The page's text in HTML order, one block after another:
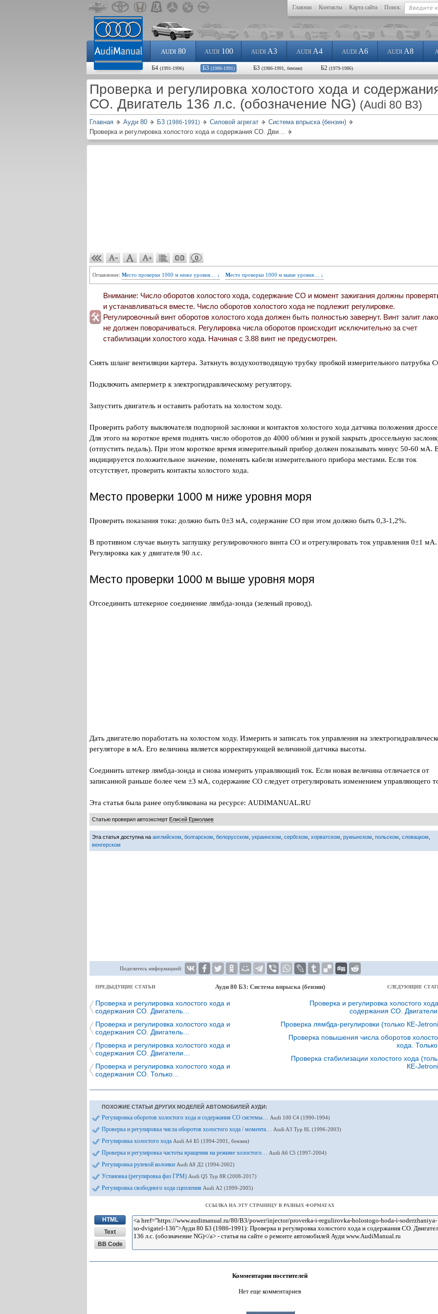
Главная Контакты Карта сайта Поиск:
AUDI80 AUDI100 AUDI A3 AUDI A4 AUDI A6 AUDI A8
Б4 (1991-1996) Б3 (1986-1991) Б3 (1986-1991, бензин) Б2 (1979-1986)
Проверка и регулировка холостого хода и
СО. Двигатель 136 л.с. (обозначение NG) (Audi 80 B3)
Главная Ауди 80 Б3 (1986-1991) Силовой агрегат
Система впрыска (бензин)
Проверка и регулировка холостого хода и содержания СО. Двигатель 136 л.с. (обозначение NG)
0
Оглавление: Место проверки 1000 м ниже уровня… ↓ Место проверки 1000 м выше уровня… ↓
Внимание: Число оборотов холостого хода, содержание CO и момент зажигания должны
и устанавливаться вместе. Число оборотов холостого хода не подлежит регулировке.
Регулировочный винт оборотов холостого хода должен быть полностью завернут. Винт залит
не должен поворачиваться. Регулировка числа оборотов происходит исключительно за счет
стабилизации холостого хода. Начиная с 3.88 винт не предусмотрен.
Снять шланг вентиляции картера. Заткнуть воздухоотводящую трубку пробкой измерительного патрубка
Подключить амперметр к электрогидравлическому регулятору.
Запустить двигатель и оставить работать на холостом ходу.
Проверить работу выключателя подпорной заслонки и контактов холостого хода датчика положения
Для этого на короткое время поднять число оборотов до 4000 об/мин и рукой закрыть дроссельную
(отпустить педаль). При этом короткое время измерительный прибор должен показывать минус 50-60 мА.
индицируется положительное значение, поменять кабели измерительного прибора местами. Если ток
отсутствует, проверить контакты холостого хода.
Место проверки 1000 м ниже уровня моря
Проверить показания тока: должно быть 0±3 мА, содержание CO при этом должно быть 0,3-1,2%.
В противном случае вынуть заглушку регулировочного винта CO и отрегулировать ток управления 0±1 мА.
Регулировка как у двигателя 90 л.с.
Место проверки 1000 м выше уровня моря
Отсоединить штекерное соединение лямбда-зонда (зеленый провод).
Дать двигателю поработать на холостом ходу. Измерить и записать ток управления на
регуляторе в мА. Его величина является корректирующей величиной датчика высоты.
Соединить штекер лямбда-зонда и снова измерить управляющий ток. Если новая величина отличается от
записанной раньше более чем ±3 мА, содержание CO следует отрегулировать изменением управляющего
Эта статья была ранее опубликована на ресурсе: AUDIMANUAL.RU
Статью проверил автоэксперт Елисей Ермолаев
Эта статья доступна на английском болгарском белорусском украинском сербском хорватском румынском польском словацком
венгерском
Поделитесь информацией:
ПРЕДЫДУЩИЕ СТАТЬИ Ауди 80 Б3: Система впрыска (бензин) СЛЕДУЮЩИЕ
Проверка и регулировка холостого хода и
содержания СО. Двигатель…
Проверка и регулировка холостого хода и
содержания СО. Двигатель…
Проверка и регулировка холостого хода и
содержания СО. Двигатели…
Проверка и регулировка холостого хода и
содержания СО. Только…
Проверка и регулировка холостого
содержания СО.
Проверка лямбда-регулировки (только КЕ-
Проверка повышения числа оборотов
хода.
Проверка стабилизации холостого хода
КЕ-
ПОХОЖИЕ СТАТЬИ ДРУГИХ МОДЕЛЕЙ АВТОМОБИЛЕЙ АУДИ:
Регулировка оборотов холостого хода и содержания CO системы… Audi 100 С4 (1990-1994)
Проверка и регулировка числа оборотов холостого хода / момента… Audi A3 Typ 8L (1996-2003)
Регулировка холостого хода Audi A4 Б5 (1994-2001, бензин)
Проверка и регулировка частоты вращения на режиме холостого… Audi A6 С5 (1997-2004)
Регулировка рулевой колонки Audi A8 Д2 (1994-2002)
Установка (регулировка фаз ГРМ) Audi Q5 Typ 8R (2008-2017)
Регулировка свободного хода сцепления Audi А2 (1999-2005)
ССЫЛКА НА ЭТУ СТРАНИЦУ В РАЗНЫХ ФОРМАТАХ
HTML
Text
BB Code
Комментарии посетителей
Нет еще комментариев